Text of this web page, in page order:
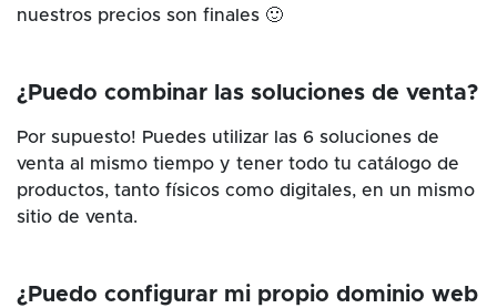
nuestros precios son finales 🙂
¿Puedo combinar las soluciones de venta?
Por supuesto! Puedes utilizar las 6 soluciones de
venta al mismo tiempo y tener todo tu catálogo de
productos, tanto físicos como digitales, en un mismo
sitio de venta.
¿Puedo configurar mi propio dominio web